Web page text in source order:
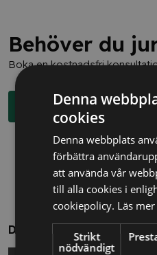
Behöver du
Boka en kostnadsfri
Boka rådgivning
Dela
Denna
cookies
Denna webbplats
förbättra
att använda vår
till alla cookies i
cookiepolicy. Läs mer
Strikt
nödvändigt